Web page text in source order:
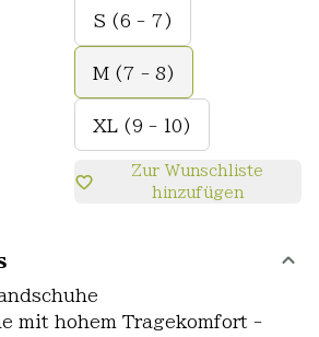
S (6 - 7)
M (7 - 8)
XL (9 - 10)
Zur Wunschliste
hinzufügen
mit hohem Tragekomfort -